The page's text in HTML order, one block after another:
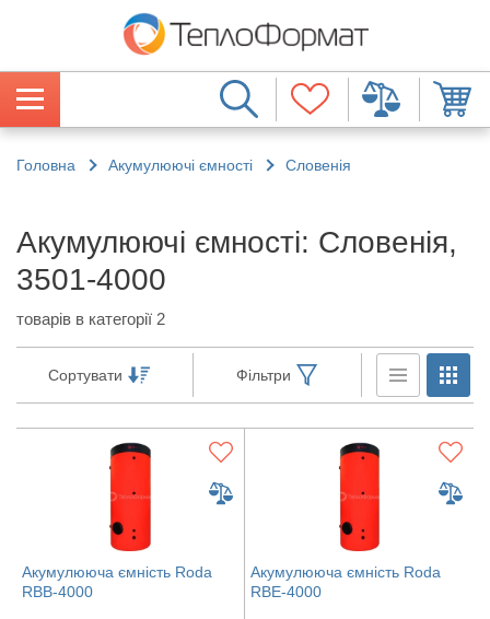
Головна Акумулюючі ємності Словенія
Акумулюючі ємності: Словенія,
3501-4000
товарів в категорії 2
Сортувати Фільтри
Акумулююча ємність Roda
RBB-4000
Акумулююча ємність Roda
RBE-4000